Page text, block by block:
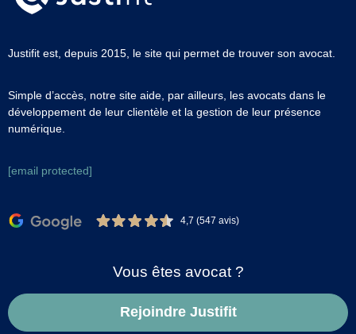
Justifit est, depuis 2015, le site qui permet de trouver son avocat.
Simple d’accès, notre site aide, par ailleurs, les avocats dans le
développement de leur clientèle et la gestion de leur présence
numérique.
[email protected]
4,7 (547 avis)
Vous êtes avocat ?
Rejoindre Justifit